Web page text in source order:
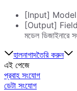
[Input] Model
[Output]
মডেল ডিজাইনারে
হালনাগাদতৈরি করুন
এই পেজে
প্রবাহ সংযোগ
ডেটা সংযোগ